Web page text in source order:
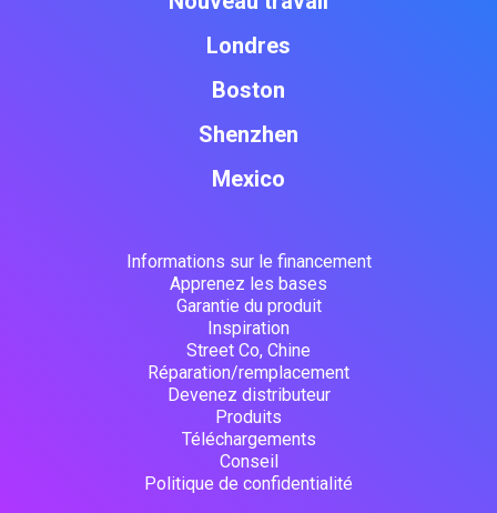
Londres
Boston
Shenzhen
Mexico
Informations sur le financement
Apprenez les bases
Garantie du produit
Inspiration
Street Co, Chine
Réparation/remplacement
Devenez distributeur
Produits
Téléchargements
Conseil
Politique de confidentialité